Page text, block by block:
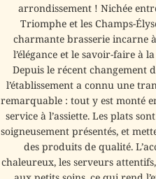
arrondissement ! Nichée
Triomphe et les Champs-
charmante brasserie incarne
l’élégance et le savoir-faire à
Depuis le récent changement
l’établissement a connu une
remarquable : tout y est monté
service à l’assiette. Les plats
soigneusement présentés, et
des produits de qualité.
chaleureux, les serveurs